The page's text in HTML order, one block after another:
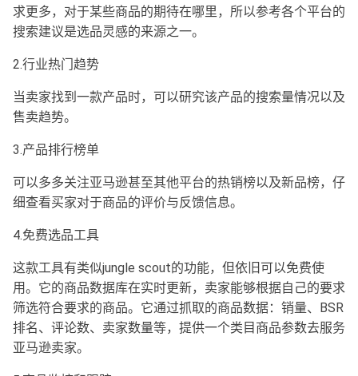
求更多，对于某些商品的期待在哪里，所以参考各个平台的
搜索建议是选品灵感的来源之一。
2.行业热门趋势
当卖家找到一款产品时，可以研究该产品的搜索量情况以及
售卖趋势。
3.产品排行榜单
可以多多关注亚马逊甚至其他平台的热销榜以及新品榜，仔
细查看买家对于商品的评价与反馈信息。
4.免费选品工具
这款工具有类似jungle scout的功能，但依旧可以免费使
用。它的商品数据库在实时更新，卖家能够根据自己的要求
筛选符合要求的商品。它通过抓取的商品数据：销量、BSR
排名、评论数、卖家数量等，提供一个类目商品参数去服务
亚马逊卖家。